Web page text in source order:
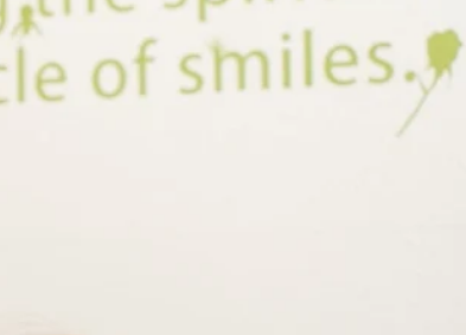
え対策は大丈夫ですか？トスカ1階100円ショップと
毛布をおかけして、冷たい空気の中、ぬくぬくと
ださいね～！！当店では無理な勧誘やオプション
待ちしております。
ませんか？そんな時は是非Re.Ra.Kuにお身体に休
す。お身体ほぐして、最後に頭を冷たい炭酸スプレ